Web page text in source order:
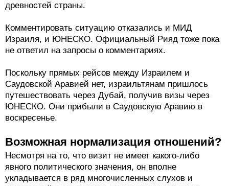
древностей страны.
Комментировать ситуацию отказались и МИД
Израиля, и ЮНЕСКО. Официальный Рияд тоже пока
не ответил на запросы о комментариях.
Поскольку прямых рейсов между Израилем и
Саудовской Аравией нет, израильтянам пришлось
путешествовать через Дубай, получив визы через
ЮНЕСКО. Они прибыли в Саудовскую Аравию в
воскресенье.
Возможная нормализация отношений?
Несмотря на то, что визит не имеет какого-либо
явного политического значения, он вполне
укладывается в ряд многочисленных слухов и